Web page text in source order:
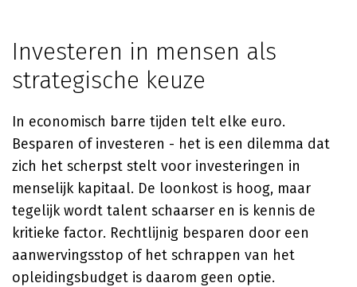
Investeren in mensen als
strategische keuze
In economisch barre tijden telt elke euro.
Besparen of investeren - het is een dilemma dat
zich het scherpst stelt voor investeringen in
menselijk kapitaal. De loonkost is hoog, maar
tegelijk wordt talent schaarser en is kennis de
kritieke factor. Rechtlijnig besparen door een
aanwervingsstop of het schrappen van het
opleidingsbudget is daarom geen optie.